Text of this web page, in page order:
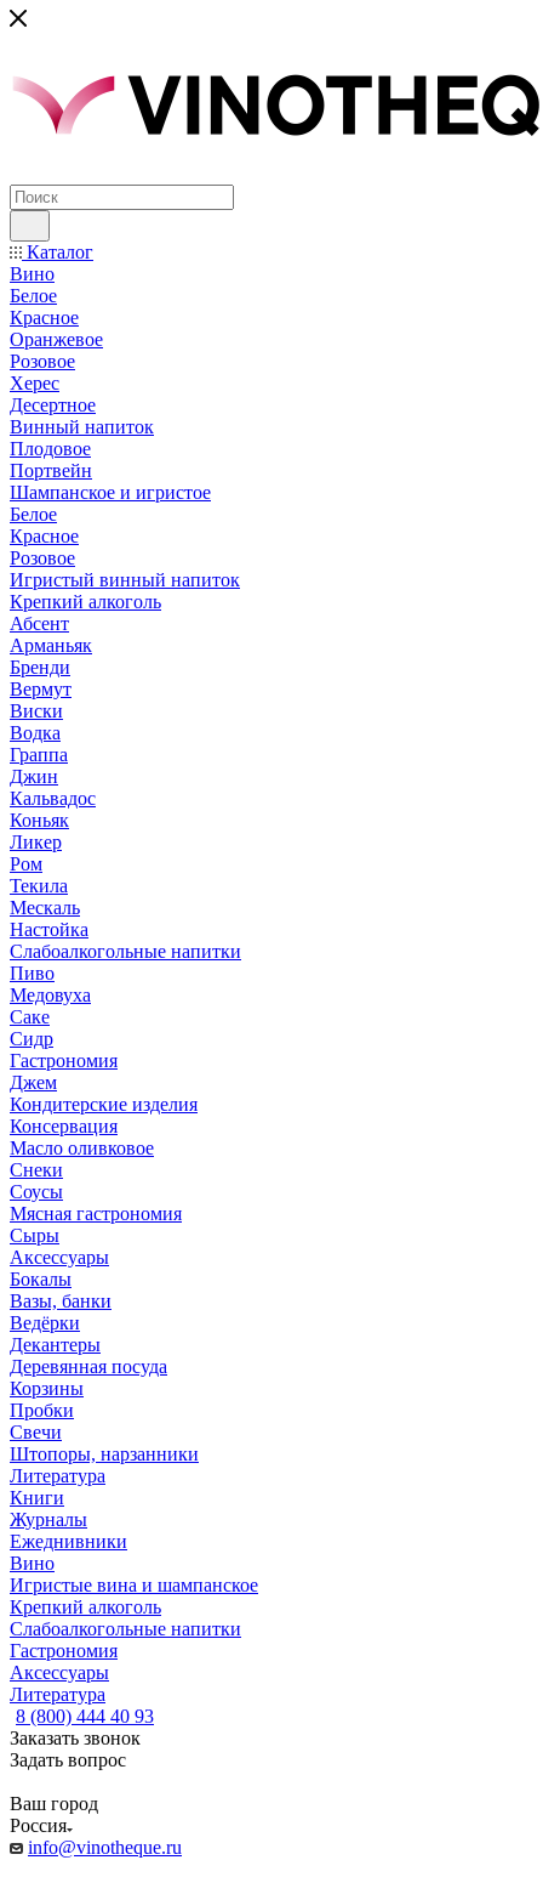
Каталог
Вино
Белое
Красное
Оранжевое
Розовое
Херес
Десертное
Винный напиток
Плодовое
Портвейн
Шампанское и игристое
Белое
Красное
Розовое
Игристый винный напиток
Крепкий алкоголь
Абсент
Арманьяк
Бренди
Вермут
Виски
Водка
Граппа
Джин
Кальвадос
Коньяк
Ликер
Ром
Текила
Мескаль
Настойка
Слабоалкогольные напитки
Пиво
Медовуха
Саке
Сидр
Гастрономия
Джем
Кондитерские изделия
Консервация
Масло оливковое
Снеки
Соусы
Мясная гастрономия
Сыры
Аксессуары
Бокалы
Вазы, банки
Ведёрки
Декантеры
Деревянная посуда
Корзины
Пробки
Свечи
Штопоры, нарзанники
Литература
Книги
Журналы
Ежеднивники
Вино
Игристые вина и шампанское
Крепкий алкоголь
Слабоалкогольные напитки
Гастрономия
Аксессуары
Литература
8 (800) 444 40 93
Заказать звонок
Задать вопрос
Ваш город
Россия
info@vinotheque.ru